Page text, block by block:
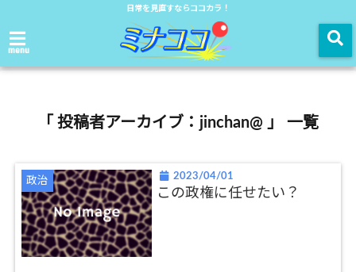
日常を見直すならココカラ！
menu
「 投稿者アーカイブ：jinchan@ 」 一覧
政治 2023/04/01
この政権に任せたい？